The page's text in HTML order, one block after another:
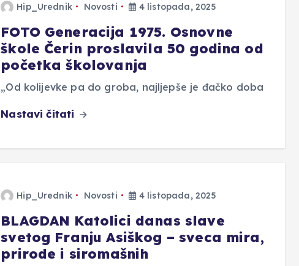
Hip_Urednik Novosti 4 listopada, 2025
FOTO Generacija 1975. Osnovne
škole Čerin proslavila 50 godina od
početka školovanja
„Od kolijevke pa do groba, najljepše je đačko doba
Nastavi čitati
Hip_Urednik Novosti 4 listopada, 2025
BLAGDAN Katolici danas slave
svetog Franju Asiškog – sveca mira,
prirode i siromašnih